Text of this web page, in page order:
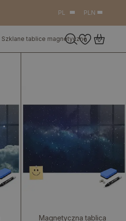
PL PLN
Szklane tablice magnetyczne
0 0
Magnetyczna tablica